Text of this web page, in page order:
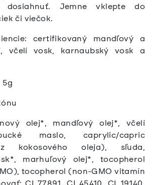
dosiahnuť. Jemne vklepte do
či viečok.
certifikovaný mandľový a
včelí vosk, karnaubský vosk a
5g
olej*, mandľový olej*, včelí
maslo, caprylic/capric
kokosového oleja), sľuda,
marhuľový olej*, tocopherol
tocopherol (non-GMO vitamín